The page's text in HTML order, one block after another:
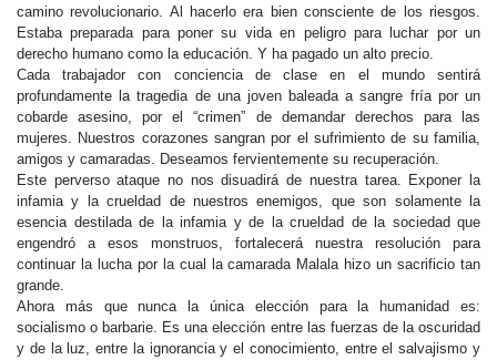
camino revolucionario. Al hacerlo era bien consciente de los riesgos.
Estaba preparada para poner su vida en peligro para luchar por un
derecho humano como la educación. Y ha pagado un alto precio.
Cada trabajador con conciencia de clase en el mundo sentirá
profundamente la tragedia de una joven baleada a sangre fría por un
cobarde asesino, por el “crimen” de demandar derechos para las
mujeres. Nuestros corazones sangran por el sufrimiento de su familia,
amigos y camaradas. Deseamos fervientemente su recuperación.
Este perverso ataque no nos disuadirá de nuestra tarea. Exponer la
infamia y la crueldad de nuestros enemigos, que son solamente la
esencia destilada de la infamia y de la crueldad de la sociedad que
engendró a esos monstruos, fortalecerá nuestra resolución para
continuar la lucha por la cual la camarada Malala hizo un sacrificio tan
grande.
Ahora más que nunca la única elección para la humanidad es:
socialismo o barbarie. Es una elección entre las fuerzas de la oscuridad
y de la luz, entre la ignorancia y el conocimiento, entre el salvajismo y